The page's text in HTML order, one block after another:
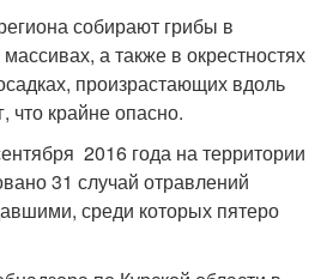
собирают грибы в
а также в окрестностях
произрастающих вдоль
что крайне опасно.
2016 года на территории
31 случай отравлений
среди которых пятеро